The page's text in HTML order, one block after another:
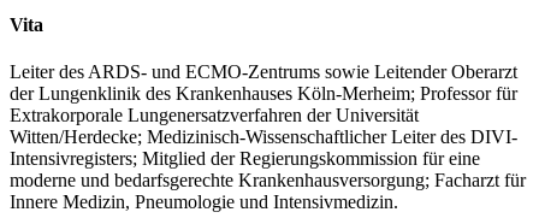
Vita
Leiter des ARDS- und ECMO-Zentrums sowie Leitender Oberarzt
der Lungenklinik des Krankenhauses Köln-Merheim; Professor für
Extrakorporale Lungenersatzverfahren der Universität
Witten/Herdecke; Medizinisch-Wissenschaftlicher Leiter des DIVI-
Intensivregisters; Mitglied der Regierungskommission für eine
moderne und bedarfsgerechte Krankenhausversorgung; Facharzt für
Innere Medizin, Pneumologie und Intensivmedizin.